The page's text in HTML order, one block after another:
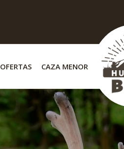
OFERTAS CAZA MENOR